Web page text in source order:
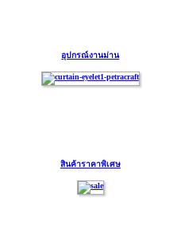
อุปกรณ์งานม่าน
สินค้าราคาพิเศษ